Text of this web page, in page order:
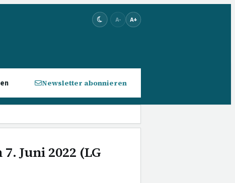
A- A+
Newsletter abonnieren
Juni 2022 (LG